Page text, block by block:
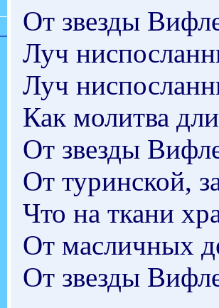
От звезды
Луч
Луч
Как молитва
От звезды
От туринской,
Что на ткани
От масличных
От звезды